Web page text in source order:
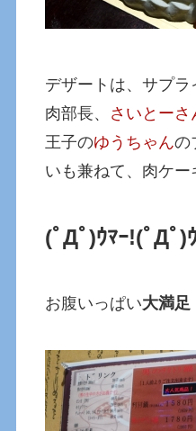
デザートは、サプラ
肉部長、 さいとーさ
王子のゆうちゃんの
いも兼ねて、肉ケー
(ﾟДﾟ)ｳﾏｰ!(ﾟДﾟ)
お腹いっぱい大満足